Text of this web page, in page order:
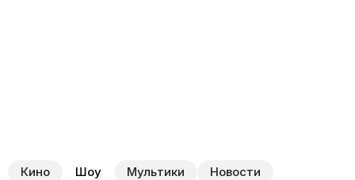
Кино Шоу Мультики Новости